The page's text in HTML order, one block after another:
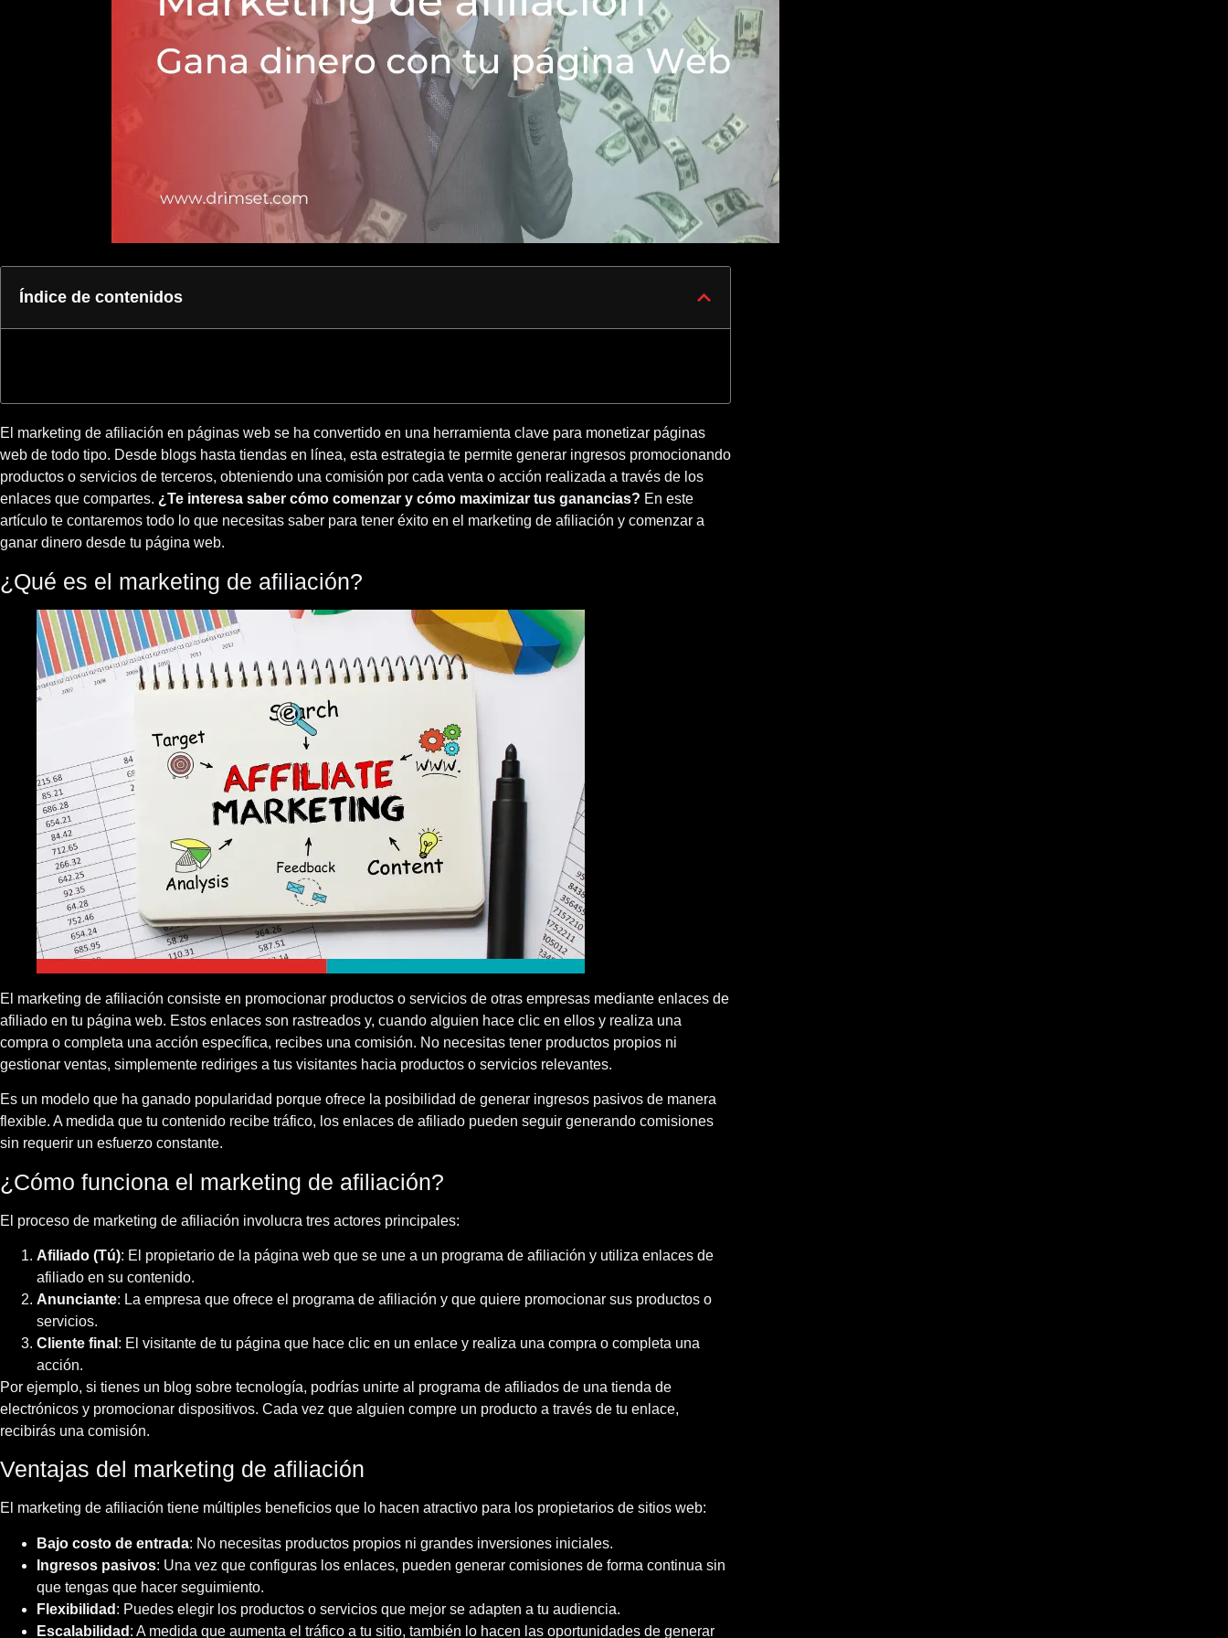
Índice de contenidos
El marketing de afiliación en páginas web se ha convertido en una herramienta clave para monetizar páginas
web de todo tipo. Desde blogs hasta tiendas en línea, esta estrategia te permite generar ingresos promocionando
productos o servicios de terceros, obteniendo una comisión por cada venta o acción realizada a través de los
enlaces que compartes. ¿Te interesa saber cómo comenzar y cómo maximizar tus ganancias? En este
artículo te contaremos todo lo que necesitas saber para tener éxito en el marketing de afiliación y comenzar a
ganar dinero desde tu página web.
¿Qué es el marketing de afiliación?
El marketing de afiliación consiste en promocionar productos o servicios de otras empresas mediante enlaces de
afiliado en tu página web. Estos enlaces son rastreados y, cuando alguien hace clic en ellos y realiza una
compra o completa una acción específica, recibes una comisión. No necesitas tener productos propios ni
gestionar ventas, simplemente rediriges a tus visitantes hacia productos o servicios relevantes.
Es un modelo que ha ganado popularidad porque ofrece la posibilidad de generar ingresos pasivos de manera
flexible. A medida que tu contenido recibe tráfico, los enlaces de afiliado pueden seguir generando comisiones
sin requerir un esfuerzo constante.
¿Cómo funciona el marketing de afiliación?
El proceso de marketing de afiliación involucra tres actores principales:
Afiliado (Tú): El propietario de la página web que se une a un programa de afiliación y utiliza enlaces de
afiliado en su contenido.
Anunciante: La empresa que ofrece el programa de afiliación y que quiere promocionar sus productos o
servicios.
Cliente final : El visitante de tu página que hace clic en un enlace y realiza una compra o completa una
acción.
Por ejemplo, si tienes un blog sobre tecnología, podrías unirte al programa de afiliados de una tienda de
electrónicos y promocionar dispositivos. Cada vez que alguien compre un producto a través de tu enlace,
recibirás una comisión.
Ventajas del marketing de afiliación
El marketing de afiliación tiene múltiples beneficios que lo hacen atractivo para los propietarios de sitios web:
Bajo costo de entrada: No necesitas productos propios ni grandes inversiones iniciales.
Ingresos pasivos: Una vez que configuras los enlaces, pueden generar comisiones de forma continua sin
que tengas que hacer seguimiento.
Flexibilidad : Puedes elegir los productos o servicios que mejor se adapten a tu audiencia.
Escalabilidad : A medida que aumenta el tráfico a tu sitio, también lo hacen las oportunidades de generar